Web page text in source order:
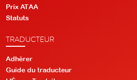
Prix ATAA
Statuts
TRADUCTEUR
Adhérer
Guide du traducteur